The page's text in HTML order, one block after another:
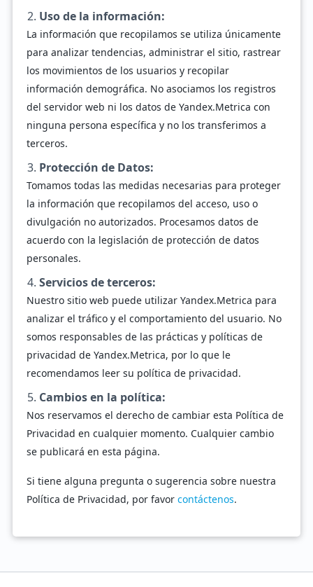
Uso de la información:
La información que recopilamos se utiliza únicamente
para analizar tendencias, administrar el sitio, rastrear
los movimientos de los usuarios y recopilar
información demográfica. No asociamos los registros
del servidor web ni los datos de Yandex.Metrica con
ninguna persona específica y no los transferimos a
terceros.
Protección de Datos:
Tomamos todas las medidas necesarias para proteger
la información que recopilamos del acceso, uso o
divulgación no autorizados. Procesamos datos de
acuerdo con la legislación de protección de datos
personales.
Servicios de terceros:
Nuestro sitio web puede utilizar Yandex.Metrica para
analizar el tráfico y el comportamiento del usuario. No
somos responsables de las prácticas y políticas de
privacidad de Yandex.Metrica, por lo que le
recomendamos leer su política de privacidad.
Cambios en la política:
Nos reservamos el derecho de cambiar esta Política de
Privacidad en cualquier momento. Cualquier cambio
se publicará en esta página.
Si tiene alguna pregunta o sugerencia sobre nuestra
Política de Privacidad, por favor contáctenos.